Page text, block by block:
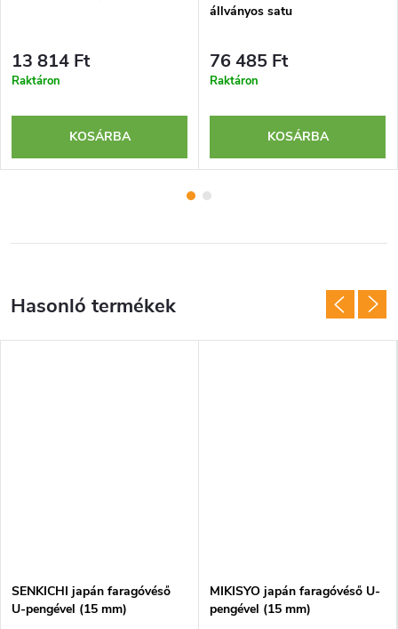
13 814 Ft
Raktáron
KOSÁRBA
állványos satu
76 485 Ft
Raktáron
KOSÁRBA
SENKICHI japán faragóvéső
U-pengével (15 mm)
MIKISYO japán faragóvéső U-
pengével (15 mm)